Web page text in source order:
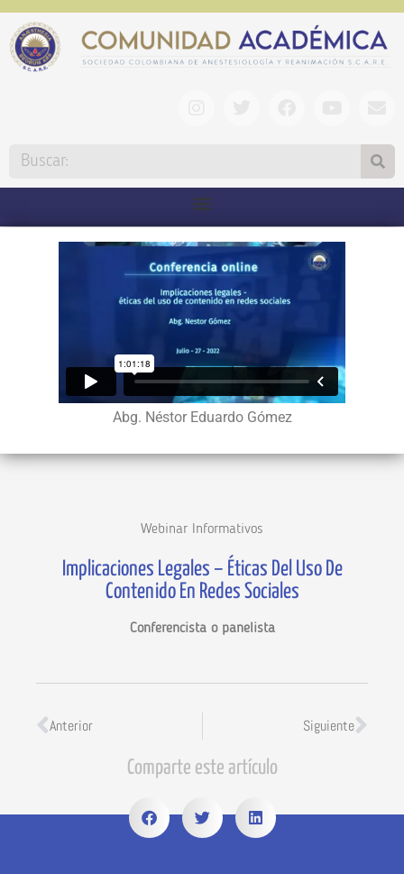
Abg. Néstor Eduardo Gómez
Webinar Informativos
Implicaciones Legales – Éticas Del Uso De
Contenido En Redes Sociales
Conferencista o panelista
Anterior Siguiente
Comparte este artículo